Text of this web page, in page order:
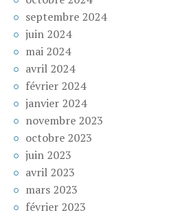
septembre 2024
juin 2024
mai 2024
avril 2024
février 2024
janvier 2024
novembre 2023
octobre 2023
juin 2023
avril 2023
mars 2023
février 2023